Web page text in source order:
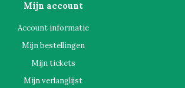
Mijn account
Account informatie
Mijn bestellingen
Mijn tickets
Mijn verlanglijst